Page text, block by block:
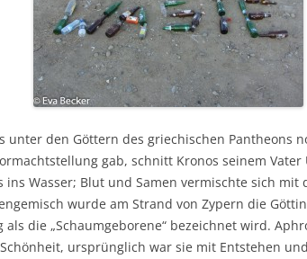
unter den Göttern des griechischen Pantheons
gab, schnitt Kronos seinem Vater
ins Wasser; Blut und Samen vermischte sich mit
wurde am Strand von Zypern die
die „Schaumgeborene“ bezeichnet wird.
ursprünglich war sie mit Entstehen